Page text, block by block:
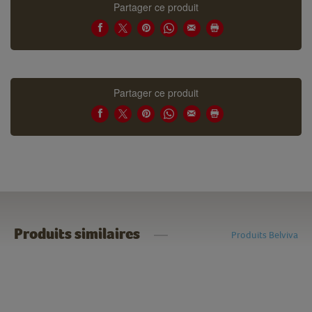
Partager ce produit
Partager ce produit
Produits similaires Produits Belviva